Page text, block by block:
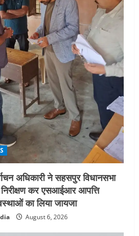
के बीच समझौता; भारतीय छात्रों
मिलेंगे वैश्विक अवसर
5, 2026
NEWS
की राजस्थान के मुख्यमंत्री से
भेंट पर्यटन और सांस्कृतिक
के विस्तार पर हुई चर्चा
August 4, 2026
अधिकारी ने सहसपुर विधानसभा
कर एसआईआर आपत्ति
का लिया जायजा
August 6, 2026